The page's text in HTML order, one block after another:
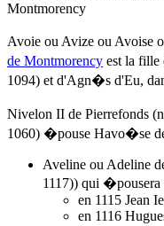
Montmorency
Avoie ou Avize ou Avoise
de Montmorency est la
1094) et d'Agn�s d'Eu,
Nivelon II de Pierrefonds
1060) �pouse Havo�se
Aveline ou Adeline
1117)) qui �pousera
en 1115 Jean
en 1116